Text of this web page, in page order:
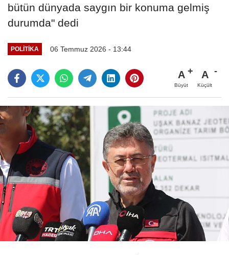
bütün dünyada saygın bir konuma gelmiş
durumda" dedi
POLITIKA 06 Temmuz 2026 - 13:44
A
Büyüt
A
Küçült